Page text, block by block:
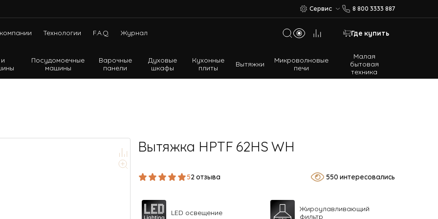
Сервис 8 800 3333 887
Технологии F.A.Q. Журнал Где купить
Посудомоечные
машины
Варочные
панели
Духовые
шкафы
Кухонные
плиты Вытяжки Микроволновые
печи
Малая
бытовая
техника
Холодильники с нижней морозильной камерой
Многодверные холодильники
Вытяжка HPTF 62HS WH
52 отзыва 550 интересовались
LED освещение Жироулавливающий
фильтр